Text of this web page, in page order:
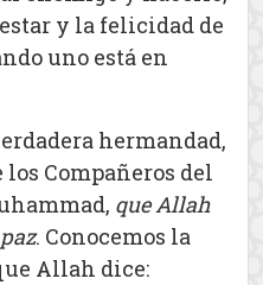
y la felicidad de
uno está en
hermandad,
Compañeros del
que Allah
. Conocemos la
Allah dice: